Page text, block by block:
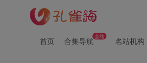
首页 合集导航全站 名站机构
(2/2)每日凌晨0点主动查失效补链(点我
(1/2)永久发布，备用网址点这：